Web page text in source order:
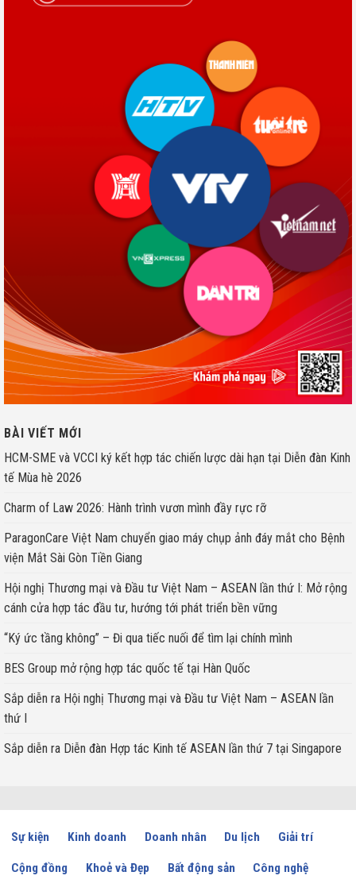
BÀI VIẾT MỚI
HCM-SME và VCCI ký kết hợp tác chiến lược dài hạn tại Diễn đàn Kinh
tế Mùa hè 2026
Charm of Law 2026: Hành trình vươn mình đầy rực rỡ
ParagonCare Việt Nam chuyển giao máy chụp ảnh đáy mắt cho Bệnh
viện Mắt Sài Gòn Tiền Giang
Hội nghị Thương mại và Đầu tư Việt Nam – ASEAN lần thứ I: Mở rộng
cánh cửa hợp tác đầu tư, hướng tới phát triển bền vững
“Ký ức tầng không” – Đi qua tiếc nuối để tìm lại chính mình
BES Group mở rộng hợp tác quốc tế tại Hàn Quốc
Sắp diễn ra Hội nghị Thương mại và Đầu tư Việt Nam – ASEAN lần
thứ I
Sắp diễn ra Diễn đàn Hợp tác Kinh tế ASEAN lần thứ 7 tại Singapore
Sự kiện Kinh doanh Doanh nhân Du lịch Giải trí
Cộng đồng Khoẻ và Đẹp Bất động sản Công nghệ